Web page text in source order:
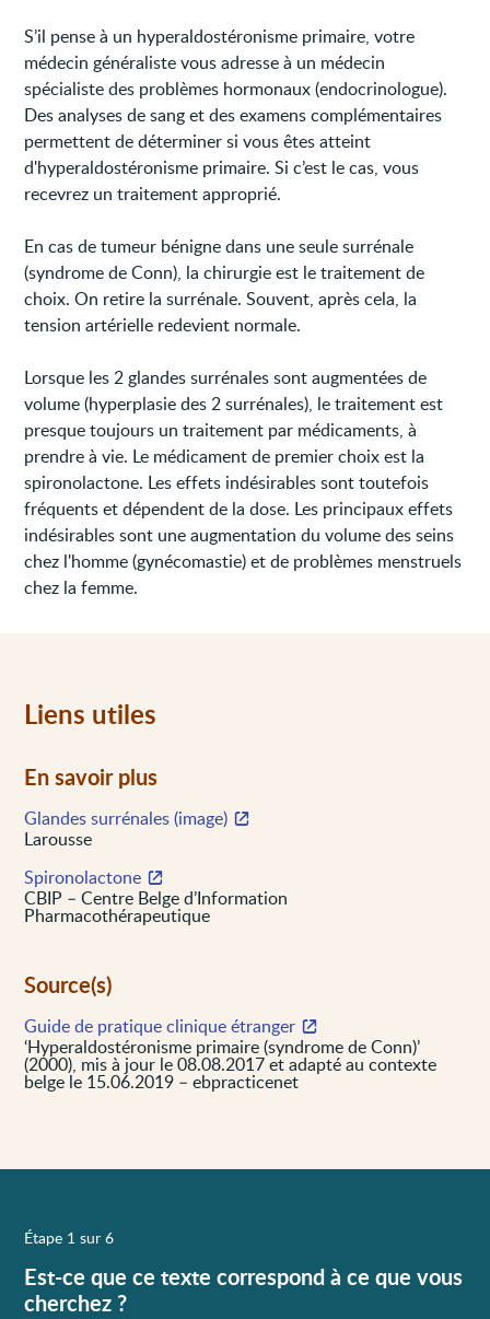
S’il pense à un hyperaldostéronisme primaire, votre
médecin généraliste vous adresse à un médecin
spécialiste des problèmes hormonaux (endocrinologue).
Des analyses de sang et des examens complémentaires
permettent de déterminer si vous êtes atteint
d'hyperaldostéronisme primaire. Si c’est le cas, vous
recevrez un traitement approprié.
En cas de tumeur bénigne dans une seule surrénale
(syndrome de Conn), la chirurgie est le traitement de
choix. On retire la surrénale. Souvent, après cela, la
tension artérielle redevient normale.
Lorsque les 2 glandes surrénales sont augmentées de
volume (hyperplasie des 2 surrénales), le traitement est
presque toujours un traitement par médicaments, à
prendre à vie. Le médicament de premier choix est la
spironolactone. Les effets indésirables sont toutefois
fréquents et dépendent de la dose. Les principaux effets
indésirables sont une augmentation du volume des seins
chez l'homme (gynécomastie) et de problèmes menstruels
chez la femme.
Liens utiles
En savoir plus
Glandes surrénales (image)
Larousse
Spironolactone
CBIP – Centre Belge d’Information
Pharmacothérapeutique
Source(s)
Guide de pratique clinique étranger
‘Hyperaldostéronisme primaire (syndrome de Conn)’
(2000), mis à jour le 08.08.2017 et adapté au contexte
belge le 15.06.2019 – ebpracticenet
Étape 1 sur 6
Est-ce que ce texte correspond à ce que vous
cherchez ?